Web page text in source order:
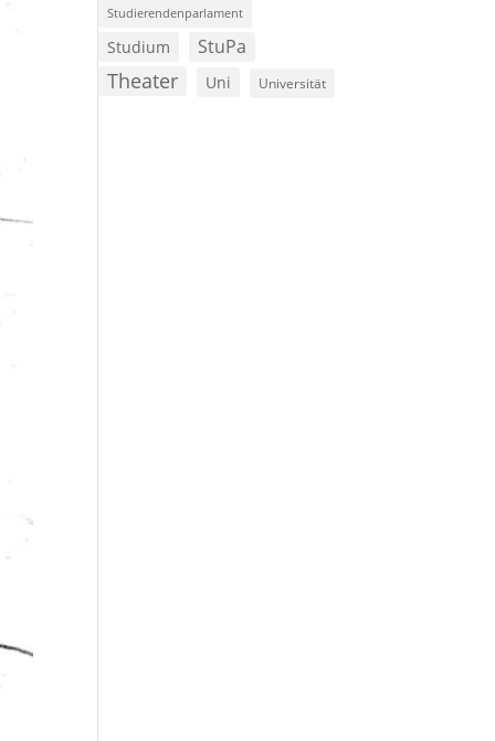
Studierendenparlament
Studium StuPa
Theater Uni Universität